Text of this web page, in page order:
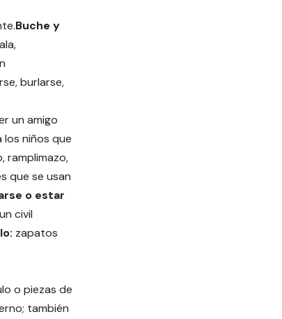
Buche y
burlarse,
un amigo
los niños que
ramplimazo,
que se usan
o estar
civil
zapatos
o piezas de
también